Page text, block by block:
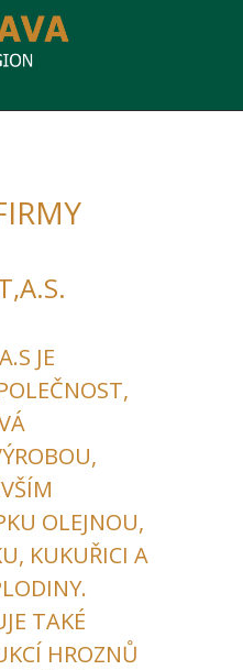
JE
OLEJNOU,
KUKUŘICI A
TAKÉ
HROZNŮ